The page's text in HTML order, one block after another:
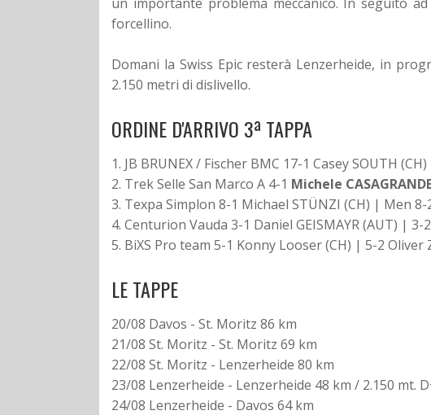
forcellino.
Domani la Swiss Epic resterà Lenzerheide, in
2.150 metri di dislivello.
ORDINE D'ARRIVO 3ª TAPPA
1. JB BRUNEX / Fischer BMC 17-1 Casey SOUTH
2. Trek Selle San Marco A 4-1 Michele
3. Texpa Simplon 8-1 Michael STÜNZI (CH) | Men
4. Centurion Vauda 3-1 Daniel GEISMAYR (AUT) | 3-
5. BiXS Pro team 5-1 Konny Looser (CH) | 5-2 Oliver
LE TAPPE
20/08 Davos - St. Moritz 86 km
21/08 St. Moritz - St. Moritz 69 km
22/08 St. Moritz - Lenzerheide 80 km
23/08 Lenzerheide - Lenzerheide 48 km / 2.150 mt.
24/08 Lenzerheide - Davos 64 km